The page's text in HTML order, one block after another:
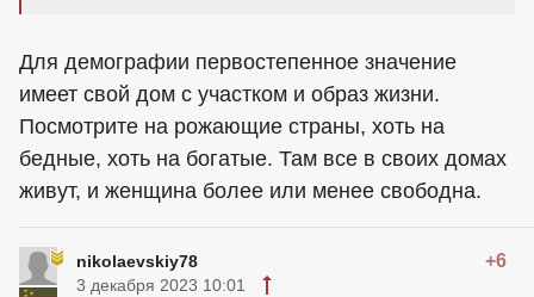
Для демографии первостепенное значение
имеет свой дом с участком и образ жизни.
Посмотрите на рожающие страны, хоть на
бедные, хоть на богатые. Там все в своих домах
живут, и женщина более или менее свободна.
nikolaevskiy78 +6
3 декабря 2023 10:01